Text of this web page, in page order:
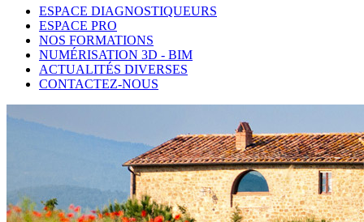
ESPACE DIAGNOSTIQUEURS
ESPACE PRO
NOS FORMATIONS
NUMÉRISATION 3D - BIM
ACTUALITÉS DIVERSES
CONTACTEZ-NOUS